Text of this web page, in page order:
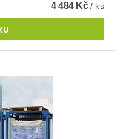
4 484 Kč/ ks